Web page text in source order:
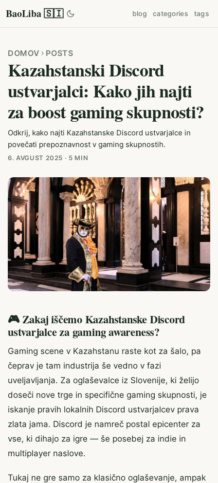
BaoLiba 🇸🇮 blog categories tags
DOMOV POSTS
Kazahstanski Discord
ustvarjalci: Kako jih najti
za boost gaming skupnosti?
Odkrij, kako najti Kazahstanske Discord ustvarjalce in
povečati prepoznavnost v gaming skupnostih.
6. AVGUST 2025 · 5 MIN
🎮 Zakaj iščemo Kazahstanske Discord
ustvarjalce za gaming awareness?
Gaming scene v Kazahstanu raste kot za šalo, pa
čeprav je tam industrija še vedno v fazi
uveljavljanja. Za oglaševalce iz Slovenije, ki želijo
doseči nove trge in specifične gaming skupnosti, je
iskanje pravih lokalnih Discord ustvarjalcev prava
zlata jama. Discord je namreč postal epicenter za
vse, ki dihajo za igre — še posebej za indie in
multiplayer naslove.
Tukaj ne gre samo za klasično oglaševanje, ampak